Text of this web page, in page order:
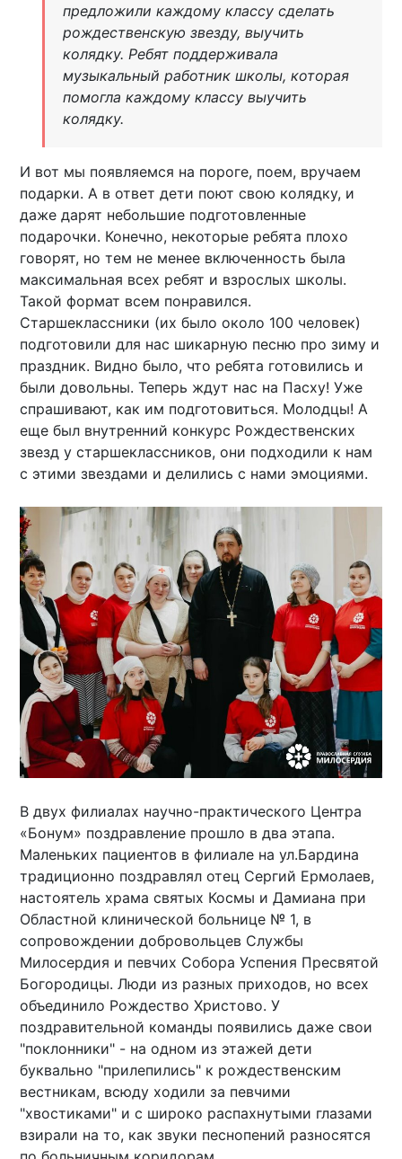
предложили каждому классу сделать
рождественскую звезду, выучить
колядку. Ребят поддерживала
музыкальный работник школы, которая
помогла каждому классу выучить
колядку.
И вот мы появляемся на пороге, поем, вручаем
подарки. А в ответ дети поют свою колядку, и
даже дарят небольшие подготовленные
подарочки. Конечно, некоторые ребята плохо
говорят, но тем не менее включенность была
максимальная всех ребят и взрослых школы.
Такой формат всем понравился.
Старшеклассники (их было около 100 человек)
подготовили для нас шикарную песню про зиму и
праздник. Видно было, что ребята готовились и
были довольны. Теперь ждут нас на Пасху! Уже
спрашивают, как им подготовиться. Молодцы! А
еще был внутренний конкурс Рождественских
звезд у старшеклассников, они подходили к нам
с этими звездами и делились с нами эмоциями.
В двух филиалах научно-практического Центра
«Бонум» поздравление прошло в два этапа.
Маленьких пациентов в филиале на ул.Бардина
традиционно поздравлял отец Сергий Ермолаев,
настоятель храма святых Космы и Дамиана при
Областной клинической больнице № 1, в
сопровождении добровольцев Службы
Милосердия и певчих Собора Успения Пресвятой
Богородицы. Люди из разных приходов, но всех
объединило Рождество Христово. У
поздравительной команды появились даже свои
"поклонники" - на одном из этажей дети
буквально "прилепились" к рождественским
вестникам, всюду ходили за певчими
"хвостиками" и с широко распахнутыми глазами
взирали на то, как звуки песнопений разносятся